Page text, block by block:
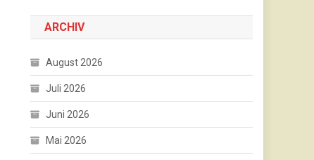
ARCHIV
August 2026
Juli 2026
Juni 2026
Mai 2026